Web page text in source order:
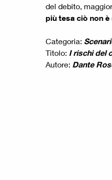
del debito,
più tesa ciò non
Categoria:
Titolo: I rischi del
Autore: Dante